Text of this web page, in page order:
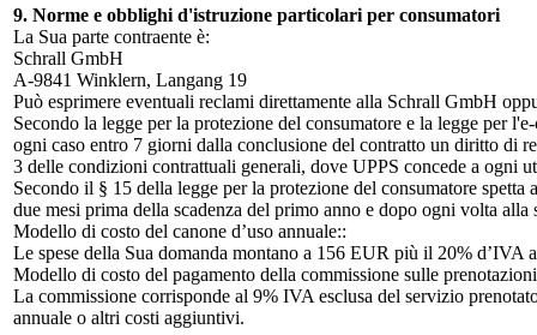
9. Norme e obblighi d'istruzione particolari per consumatori
La Sua parte contraente è:
Schrall GmbH
A-9841 Winklern, Langang 19
Può esprimere eventuali reclami direttamente alla Schrall GmbH
Secondo la legge per la protezione del consumatore e la legge per
ogni caso entro 7 giorni dalla conclusione del contratto un diritto di
3 delle condizioni contrattuali generali, dove UPPS concede a ogni
Secondo il § 15 della legge per la protezione del consumatore
due mesi prima della scadenza del primo anno e dopo ogni volta alla
Modello di costo del canone d’uso annuale::
Le spese della Sua domanda montano a 156 EUR più il 20% d’IVA
Modello di costo del pagamento della commissione sulle
La commissione corrisponde al 9% IVA esclusa del servizio
annuale o altri costi aggiuntivi.